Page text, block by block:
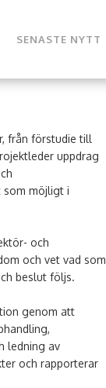
SENASTE NYTT
från förstudie till
uppdrag
som möjligt i
och
och vet vad som
beslut följs.
genom att
ledning av
och rapporterar